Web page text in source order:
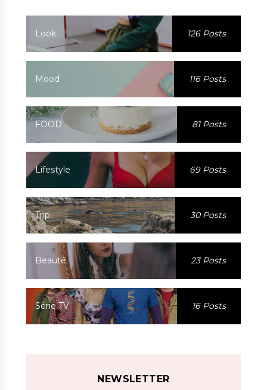
Look 126 Posts
Mood 116 Posts
FOOD 81 Posts
Lifestyle 69 Posts
Trip 30 Posts
Beauté 23 Posts
Série TV 16 Posts
NEWSLETTER